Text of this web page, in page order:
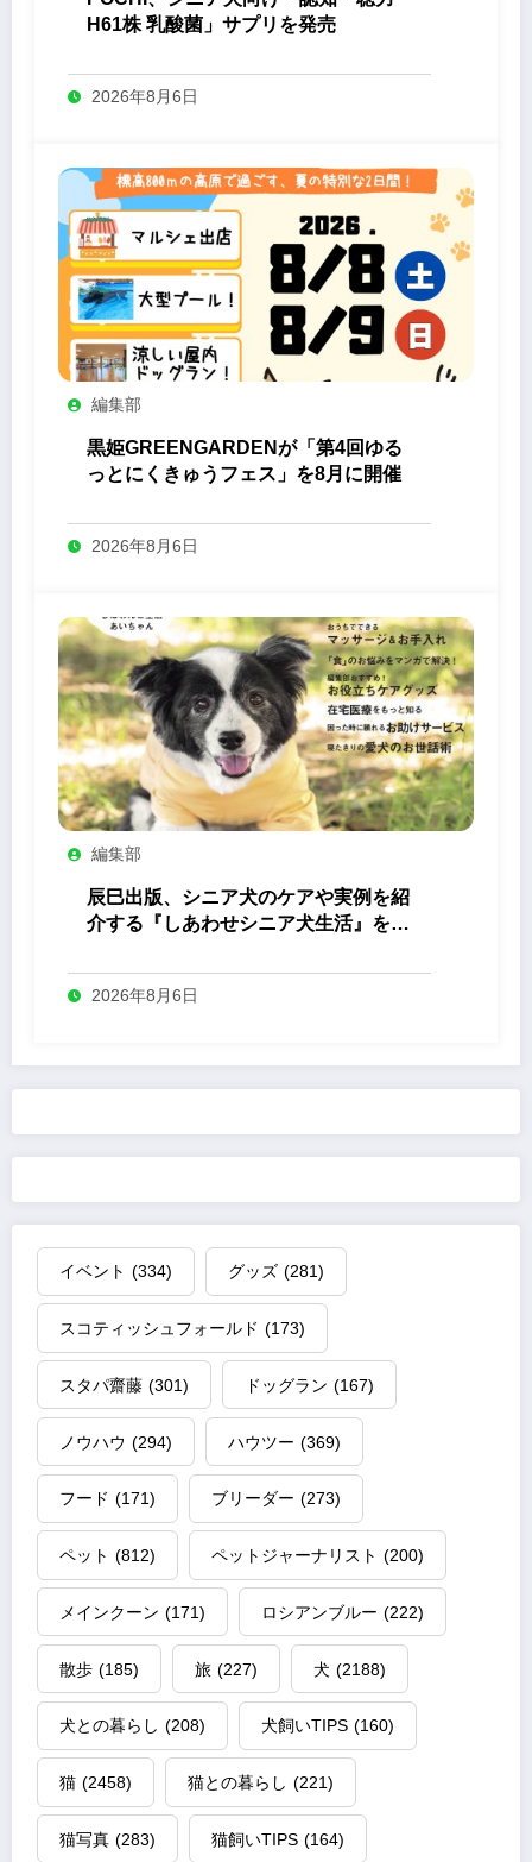
H61株 乳酸菌」サプリを発売
2026年8月6日
編集部
黒姫GREENGARDENが「第4回ゆる
っとにくきゅうフェス」を8月に開催
2026年8月6日
編集部
辰巳出版、シニア犬のケアや実例を紹
介する『しあわせシニア犬生活』を発
2026年8月6日
イベント (334) グッズ (281)
スコティッシュフォールド (173)
スタパ齋藤 (301) ドッグラン (167)
ノウハウ (294) ハウツー (369)
フード (171) ブリーダー (273)
ペット (812) ペットジャーナリスト (200)
メインクーン (171) ロシアンブルー (222)
散歩 (185) 旅 (227) 犬 (2188)
犬との暮らし (208) 犬飼いTIPS (160)
猫 (2458) 猫との暮らし (221)
猫写真 (283) 猫飼いTIPS (164)